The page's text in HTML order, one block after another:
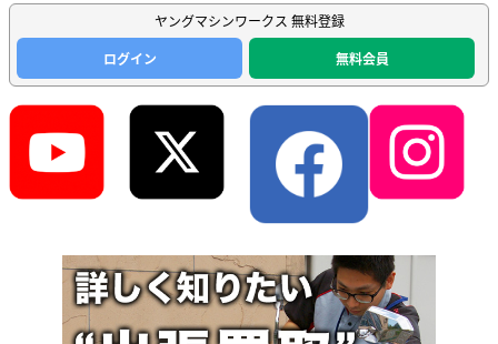
ヤングマシンワークス 無料登録
ログイン
無料会員